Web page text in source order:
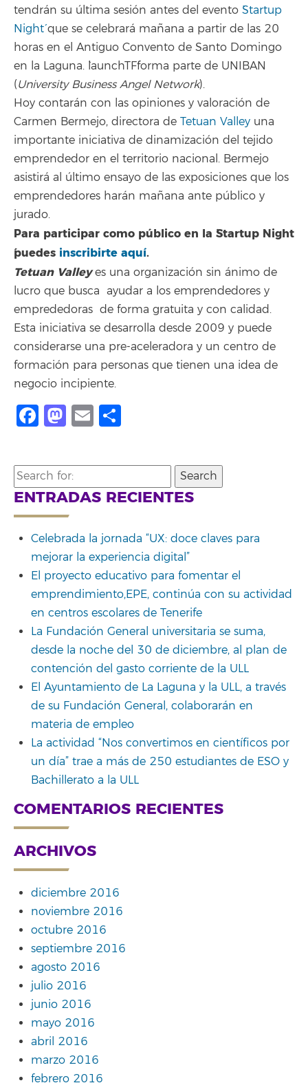
tendrán su última sesión antes del evento `Startup
Night´que se celebrará mañana a partir de las 20
horas en el Antiguo Convento de Santo Domingo
en la Laguna. `launchTF´forma parte de UNIBAN
(University Business Angel Network).
Hoy contarán con las opiniones y valoración de
Carmen Bermejo, directora de Tetuan Valley una
importante iniciativa de dinamización del tejido
emprendedor en el territorio nacional. Bermejo
asistirá al último ensayo de las exposiciones que los
emprendedores harán mañana ante público y
jurado.
Para participar como público en la `Startup Night
´puedes inscribirte aquí.
Tetuan Valleyes una organización sin ánimo de
lucro que busca ayudar a los emprendedores y
emprededoras de forma gratuita y con calidad.
Esta iniciativa se desarrolla desde 2009 y puede
considerarse una pre-aceleradora y un centro de
formación para personas que tienen una idea de
negocio incipiente.
Facebook
Mastodon
Email
Search
for:
ENTRADAS RECIENTES
Celebrada la jornada “UX: doce claves para
mejorar la experiencia digital”
El proyecto educativo para fomentar el
emprendimiento,EPE, continúa con su actividad
en centros escolares de Tenerife
La Fundación General universitaria se suma,
desde la noche del 30 de diciembre, al plan de
contención del gasto corriente de la ULL
El Ayuntamiento de La Laguna y la ULL, a través
de su Fundación General, colaborarán en
materia de empleo
La actividad “Nos convertimos en científicos por
un día” trae a más de 250 estudiantes de ESO y
Bachillerato a la ULL
COMENTARIOS RECIENTES
ARCHIVOS
diciembre 2016
noviembre 2016
octubre 2016
septiembre 2016
agosto 2016
julio 2016
junio 2016
mayo 2016
abril 2016
marzo 2016
febrero 2016